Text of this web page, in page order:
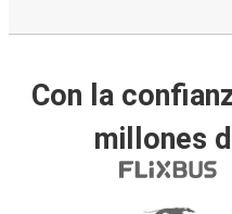
Con la
millones